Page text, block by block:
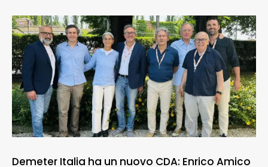
Demeter Italia ha un nuovo CDA: Enrico Amico